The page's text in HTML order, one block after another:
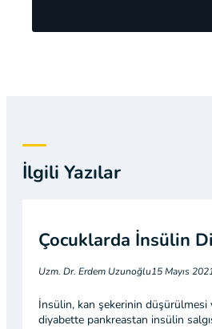
İlgili Yazılar
Çocuklarda İnsülin
Uzm. Dr. Erdem Uzunoğlu15 Mayıs
İnsülin, kan şekerinin düşürülmesi
diyabette pankreastan insülin